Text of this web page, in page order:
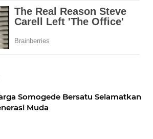
Somogede Bersatu Selamatkan
Muda